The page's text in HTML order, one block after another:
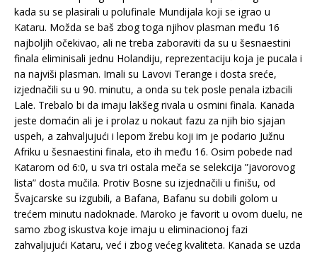
kada su se plasirali u polufinale Mundijala koji se igrao u
Kataru. Možda se baš zbog toga njihov plasman među 16
najboljih očekivao, ali ne treba zaboraviti da su u šesnaestini
finala eliminisali jednu Holandiju, reprezentaciju koja je pucala i
na najviši plasman. Imali su Lavovi Terange i dosta sreće,
izjednačili su u 90. minutu, a onda su tek posle penala izbacili
Lale. Trebalo bi da imaju lakšeg rivala u osmini finala. Kanada
jeste domaćin ali je i prolaz u nokaut fazu za njih bio sjajan
uspeh, a zahvaljujući i lepom žrebu koji im je podario Južnu
Afriku u šesnaestini finala, eto ih među 16. Osim pobede nad
Katarom od 6:0, u sva tri ostala meča se selekcija ”javorovog
lista” dosta mučila. Protiv Bosne su izjednačili u finišu, od
Švajcarske su izgubili, a Bafana, Bafanu su dobili golom u
trećem minutu nadoknade. Maroko je favorit u ovom duelu, ne
samo zbog iskustva koje imaju u eliminacionoj fazi
zahvaljujući Kataru, već i zbog većeg kvaliteta. Kanada se uzda